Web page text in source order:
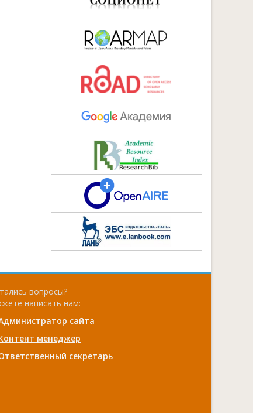
вопросы?
написать нам:
сайта
менеджер
cекретарь